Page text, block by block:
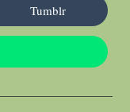
Tumblr